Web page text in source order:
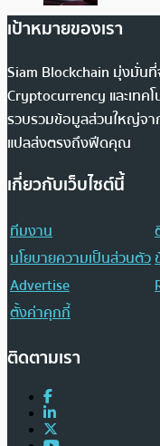
เป้าหมายของเรา
Siam Blockchain มุ่งมั่น
Cryptocurrency และเทค
รวบรวมข้อมูลส่วนใหญ่จาก
แปลส่งตรงถึงฟีดคุณ
เกี่ยวกับเว็บไซต์นี้
ทีมงาน
นโยบายความเป็นส่วนตัว
Advertise
ตั้งค่าคุกกี้
ติดตามเรา